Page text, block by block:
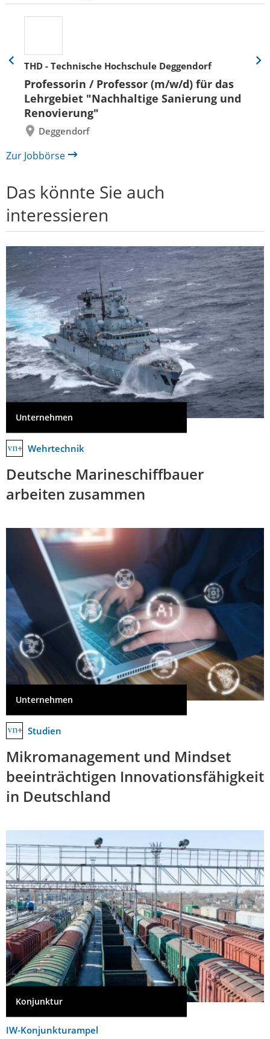
THD - Technische Hochschule Deggendorf
Professorin / Professor (m/w/d) für das
Lehrgebiet "Nachhaltige Sanierung und
Renovierung"
Deggendorf
Eine
zurück
Eine
Zur Jobbörse
Das könnte Sie auch
interessieren
Unternehmen
Wehrtechnik
Deutsche Marineschiffbauer
arbeiten zusammen
Unternehmen
Studien
Mikromanagement und Mindset
beeinträchtigen Innovationsfähigkeit
in Deutschland
Konjunktur
IW-Konjunkturampel